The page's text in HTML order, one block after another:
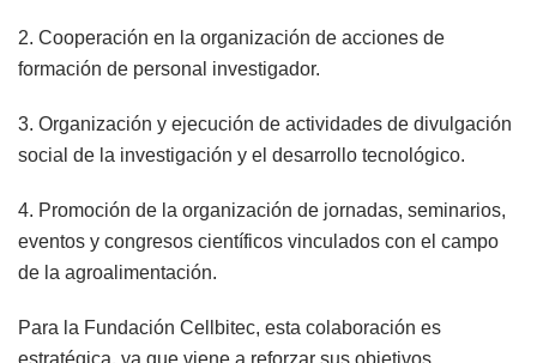
2. Cooperación en la organización de acciones de
formación de personal investigador.
3. Organización y ejecución de actividades de divulgación
social de la investigación y el desarrollo tecnológico.
4. Promoción de la organización de jornadas, seminarios,
eventos y congresos científicos vinculados con el campo
de la agroalimentación.
Para la Fundación Cellbitec, esta colaboración es
estratégica, ya que viene a reforzar sus objetivos